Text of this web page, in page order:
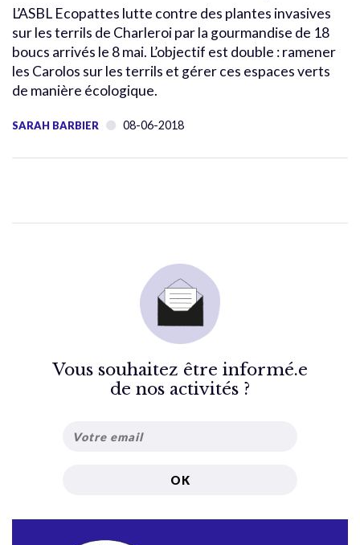
L’ASBL Ecopattes lutte contre des plantes invasives
sur les terrils de Charleroi par la gourmandise de 18
boucs arrivés le 8 mai. L’objectif est double : ramener
les Carolos sur les terrils et gérer ces espaces verts
de manière écologique.
SARAH BARBIER 08-06-2018
Vous souhaitez être informé.e
de nos activités ?